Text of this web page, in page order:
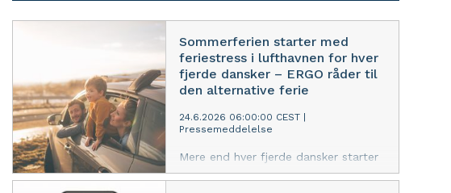
Sommerferien starter med
feriestress i lufthavnen for hver
fjerde dansker – ERGO råder til
den alternative ferie
24.6.2026 06:00:00 CEST
Pressemeddelelse
Mere end hver fjerde dansker starter
ferien ud med dårligt humør og sved